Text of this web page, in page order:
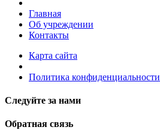
Главная
Об учреждении
Контакты
Карта сайта
Политика конфиденциальности
Следуйте за нами
Обратная связь